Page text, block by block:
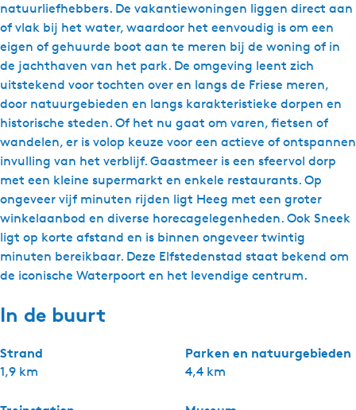
natuurliefhebbers. De vakantiewoningen liggen direct aan
of vlak bij het water, waardoor het eenvoudig is om een
eigen of gehuurde boot aan te meren bij de woning of in
de jachthaven van het park. De omgeving leent zich
uitstekend voor tochten over en langs de Friese meren,
door natuurgebieden en langs karakteristieke dorpen en
historische steden. Of het nu gaat om varen, fietsen of
wandelen, er is volop keuze voor een actieve of ontspannen
invulling van het verblijf. Gaastmeer is een sfeervol dorp
met een kleine supermarkt en enkele restaurants. Op
ongeveer vijf minuten rijden ligt Heeg met een groter
winkelaanbod en diverse horecagelegenheden. Ook Sneek
ligt op korte afstand en is binnen ongeveer twintig
minuten bereikbaar. Deze Elfstedenstad staat bekend om
de iconische Waterpoort en het levendige centrum.
In de buurt
Strand
1,9 km
Parken en natuurgebieden
4,4 km